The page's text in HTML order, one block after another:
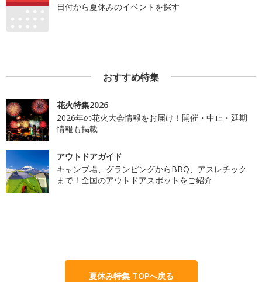
日付から夏休みのイベントを探す
おすすめ特集
花火特集2026
2026年の花火大会情報をお届け！開催・中止・延期
情報も掲載
アウトドアガイド
キャンプ場、グランピングからBBQ、アスレチック
まで！全国のアウトドアスポットをご紹介
夏休み特集 TOPへ戻る